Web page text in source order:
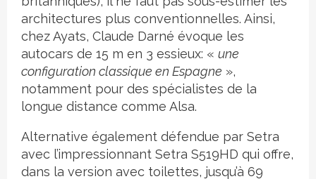
architectures plus conventionnelles. Ainsi,
chez Ayats, Claude Darné évoque les
autocars de 15 m en 3 essieux: « une
configuration classique en Espagne »,
notamment pour des spécialistes de la
longue distance comme Alsa.
Alternative également défendue par Setra
avec l’impressionnant Setra S519HD qui offre,
dans la version avec toilettes, jusqu’à 69